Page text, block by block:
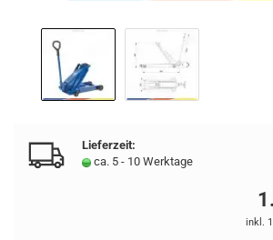
Lieferzeit:
ca. 5 - 10 Werktage
inkl.